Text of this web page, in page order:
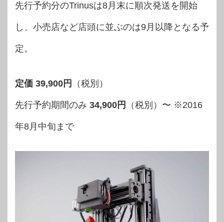
先行予約分のTrinusは8月末に順次発送を開始
し、小売店など店頭に並ぶのは9月以降となる予
定。
定価 39,900円 （税別）
先行予約期間のみ 34,900円 （税別）〜 ※2016
年8月中旬まで